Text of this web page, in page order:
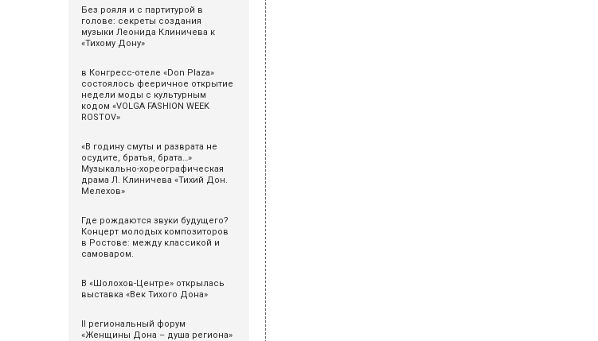
Без рояля и с партитурой в
голове: секреты создания
музыки Леонида Клиничева к
«Тихому Дону»
в Конгресс-отеле «Don Plaza»
состоялось фееричное открытие
недели моды с культурным
кодом «VOLGA FASHION WEEK
ROSTOV»
«В годину смуты и разврата не
осудите, братья, брата…»
Музыкально-хореографическая
драма Л. Клиничева «Тихий Дон.
Мелехов»
Где рождаются звуки будущего?
Концерт молодых композиторов
в Ростове: между классикой и
самоваром.
В «Шолохов-Центре» открылась
выставка «Век Тихого Дона»
II региональный форум
«Женщины Дона – душа региона»